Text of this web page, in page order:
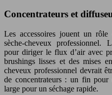
Concentrateurs et
Les accessoires jouent un
sèche-cheveux professionnel.
pour diriger le flux d’air avec
brushings lisses et des mises
cheveux professionnel devrait
de concentrateurs : un fin
large pour un séchage rapide.